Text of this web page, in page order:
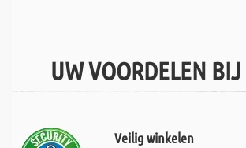
UW VOORDELEN
Veilig winkelen